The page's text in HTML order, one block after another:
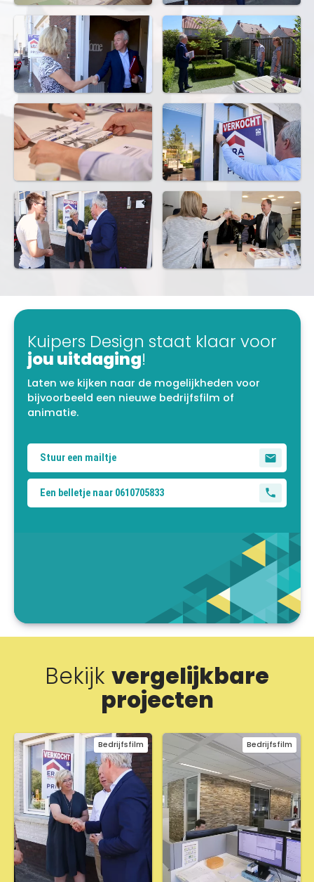
Kuipers Design staat klaar voor
jou uitdaging!
Laten we kijken naar de mogelijkheden voor
bijvoorbeeld een nieuwe bedrijfsfilm of
animatie.
Stuur een mailtje
Een belletje naar 0610705833
Bekijk vergelijkbare
projecten
Bedrijfsfilm Bedrijfsfilm